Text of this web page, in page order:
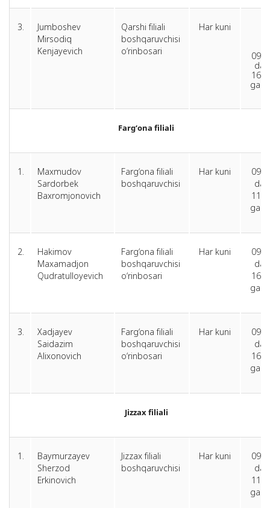
3.
Jumboshev
Mirsodiq
Kenjayevich
Qarshi filiali
boshqaruvchisi
o‘rinbosari
Har kuni
dan
Farg‘ona filiali
1.
Maxmudov
Sardorbek
Baxromjonovich
Farg‘ona filiali
boshqaruvchisi
Har kuni
dan
2.
Hakimov
Maxamadjon
Qudratulloyevich
Farg‘ona filiali
boshqaruvchisi
o‘rinbosari
Har kuni
dan
3.
Xadjayev
Saidazim
Alixonovich
Farg‘ona filiali
boshqaruvchisi
o‘rinbosari
Har kuni
dan
Jizzax filiali
1.
Baymurzayev
Sherzod
Erkinovich
Jizzax filiali
boshqaruvchisi
Har kuni
dan